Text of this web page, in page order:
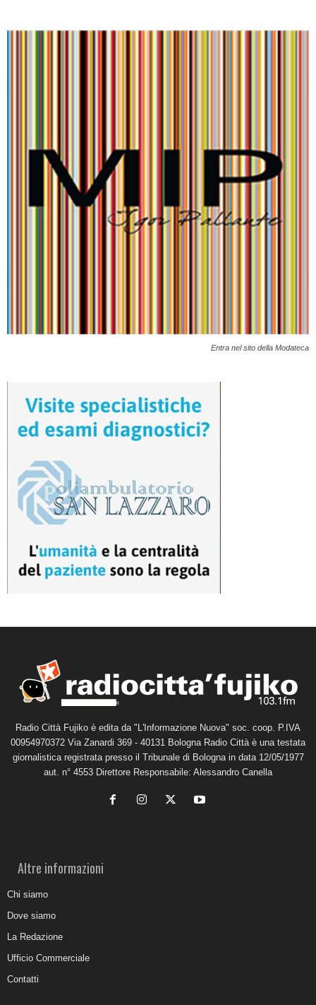
Entra nel sito della Modateca
Radio Città Fujiko è edita da "L'Informazione Nuova" soc. coop. P.IVA
00954970372 Via Zanardi 369 - 40131 Bologna Radio Città è una testata
giornalistica registrata presso il Tribunale di Bologna in data 12/05/1977
aut. n° 4553 Direttore Responsabile: Alessandro Canella
Altre informazioni
Chi siamo
Dove siamo
La Redazione
Ufficio Commerciale
Contatti